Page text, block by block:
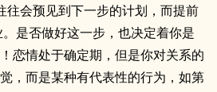
往会预见到下一步的计划，而提前
是否做好这一步，也决定着你是
恋情处于确定期，但是你对关系的
，而是某种有代表性的行为，如第